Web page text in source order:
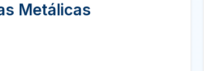
Metálicas